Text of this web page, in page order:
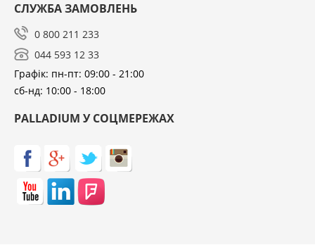
СЛУЖБА ЗАМОВЛЕНЬ
0 800 211 233
044 593 12 33
Графік: пн-пт: 09:00 - 21:00
сб-нд: 10:00 - 18:00
PALLADIUM У СОЦМЕРЕЖАХ